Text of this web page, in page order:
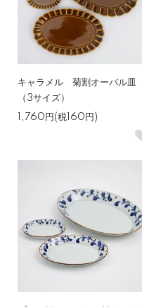
キャラメル 菊割オーバル皿
（3サイズ）
1,760円(税160円)